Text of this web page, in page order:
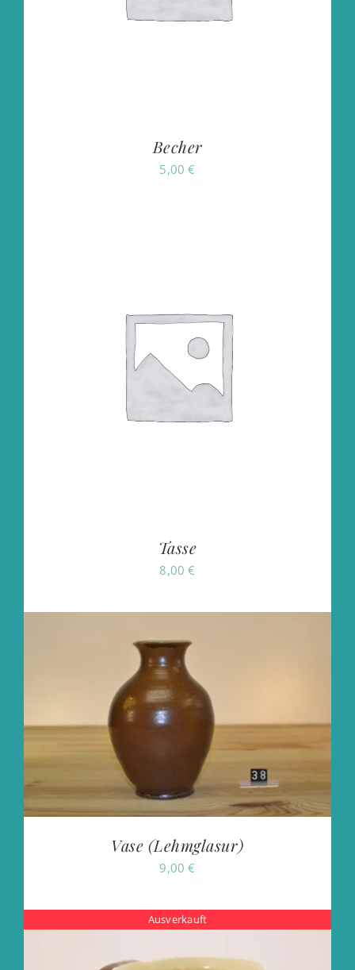
Becher
5,00€
Tasse
8,00€
Vase (Lehmglasur)
9,00€
Ausverkauft